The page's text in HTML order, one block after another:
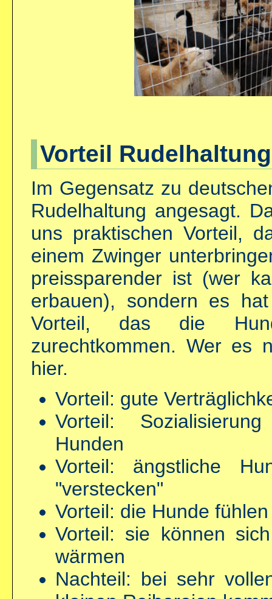
Vorteil Rudelhaltung
Im Gegensatz zu
Rudelhaltung angesagt.
uns praktischen Vorteil,
einem Zwinger
preissparender ist (wer
erbauen), sondern es
Vorteil, das die
zurechtkommen. Wer es
hier.
Vorteil: gute
Vorteil:
Hunden
Vorteil: ängstliche
"verstecken"
Vorteil: die Hunde
Vorteil: sie können
wärmen
Nachteil: bei sehr